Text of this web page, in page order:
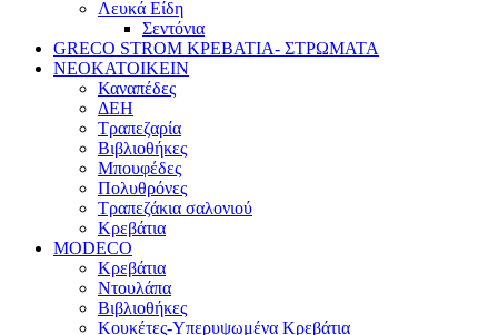
Λευκά Είδη
Σεντόνια
GRECO STROM ΚΡΕΒΑΤΙΑ- ΣΤΡΩΜΑΤΑ
ΝΕΟΚΑΤΟΙΚΕΙΝ
Καναπέδες
ΔΕΗ
Τραπεζαρία
Βιβλιοθήκες
Μπουφέδες
Πολυθρόνες
Τραπεζάκια σαλονιού
Κρεβάτια
MODECO
Κρεβάτια
Ντουλάπα
Βιβλιοθήκες
Κουκέτες-Υπερυψωμένα Κρεβάτια